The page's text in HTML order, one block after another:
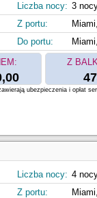
Liczba nocy: 3
Z portu:
Do portu:
Z
ubezpieczenia i opłat
Liczba nocy: 4
Z portu: